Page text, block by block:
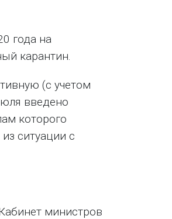
года на
карантин.
(с учетом
введено
которого
ситуации с
министров